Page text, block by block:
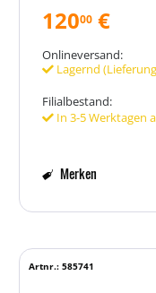
12000 €
Onlineversand:
Lagernd
Filialbestand:
In 3-5 Werktagen
Merken
Artnr.: 585741